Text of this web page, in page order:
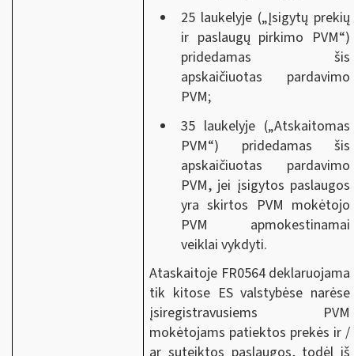
25 laukelyje („Įsigytų prekių
ir paslaugų pirkimo PVM“)
pridedamas šis
apskaičiuotas pardavimo
PVM;
35 laukelyje („Atskaitomas
PVM“) pridedamas šis
apskaičiuotas pardavimo
PVM, jei įsigytos paslaugos
yra skirtos PVM mokėtojo
PVM apmokestinamai
veiklai vykdyti.
Ataskaitoje FR0564 deklaruojama
tik kitose ES valstybėse narėse
įsiregistravusiems PVM
mokėtojams patiektos prekės ir /